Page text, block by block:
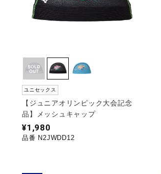
ユニセックス
【ジュニアオリンピック大会記念
品】メッシュキャップ
¥1,980
品番 N2JWDD12